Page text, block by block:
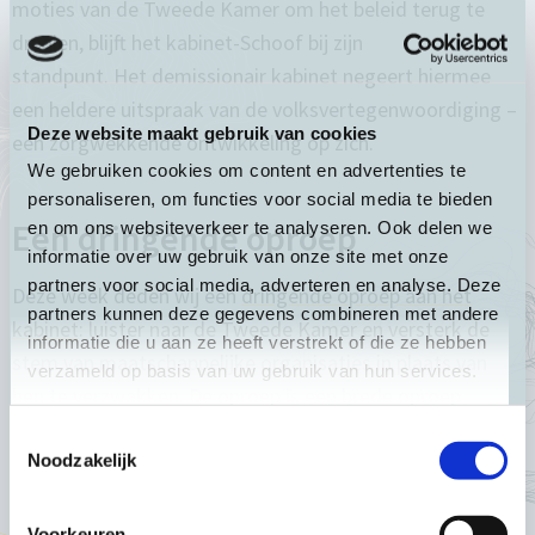
Deze website maakt gebruik van cookies
We gebruiken cookies om content en advertenties te
personaliseren, om functies voor social media te bieden
en om ons websiteverkeer te analyseren. Ook delen we
informatie over uw gebruik van onze site met onze
partners voor social media, adverteren en analyse. Deze
partners kunnen deze gegevens combineren met andere
informatie die u aan ze heeft verstrekt of die ze hebben
verzameld op basis van uw gebruik van hun services.
Noodzakelijk
moties van de Tweede Kamer om het beleid terug te
draaien, blijft het kabinet-Schoof bij zijn
standpunt. Het demissionair kabinet negeert hiermee
een heldere uitspraak van de volksvertegenwoordiging –
een zorgwekkende ontwikkeling op zich.
Een dringende oproep
Deze week deden wij eendringende oproep aan het
kabinet: luister naar de Tweede Kamer en versterk de
stem van maatschappelijke organisaties in plaats van
Breed Mensenrechten Overleg, WO=MEN Dutch Gender